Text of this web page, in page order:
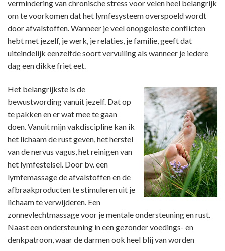
vermindering van chronische stress voor velen heel belangrijk
om te voorkomen dat het lymfesysteem overspoeld wordt
door afvalstoffen. Wanneer je veel onopgeloste conflicten
hebt met jezelf, je werk, je relaties, je familie, geeft dat
uiteindelijk eenzelfde soort vervuiling als wanneer je iedere
dag een dikke friet eet.
Het belangrijkste is de
bewustwording vanuit jezelf. Dat op
te pakken en er wat mee te gaan
doen. Vanuit mijn vakdiscipline kan ik
het lichaam de rust geven, het herstel
van de nervus vagus, het reinigen van
het lymfestelsel. Door bv. een
lymfemassage de afvalstoffen en de
afbraakproducten te stimuleren uit je
lichaam te verwijderen. Een
zonnevlechtmassage voor je mentale ondersteuning en rust.
Naast een ondersteuning in een gezonder voedings- en
denkpatroon, waar de darmen ook heel blij van worden